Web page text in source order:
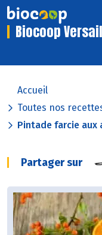
Biocoop
Accueil
Toutes nos
Pintade farcie aux
Partager sur